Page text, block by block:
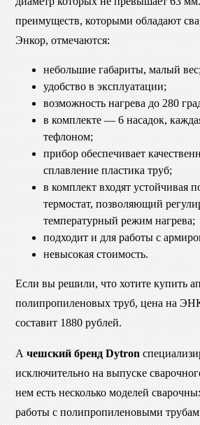
преимуществ, которыми обладают
Энкор, отмечаются:
небольшие габариты, малый
удобство в эксплуатации;
возможность нагрева до 280
в комплекте — 6 насадок,
тефлоном;
прибор обеспечивает
сплавление пластика труб;
в комплект входят устойчивая
термостат, позволяющий
температурный режим нагрева;
подходит и для работы с
невысокая стоимость.
Если вы решили, что хотите купить
полипропиленовых труб, цена на
составит 1880 рублей.
А чешский бренд Dytron
исключительно на выпуске
нем есть несколько моделей
работы с полипропиленовыми